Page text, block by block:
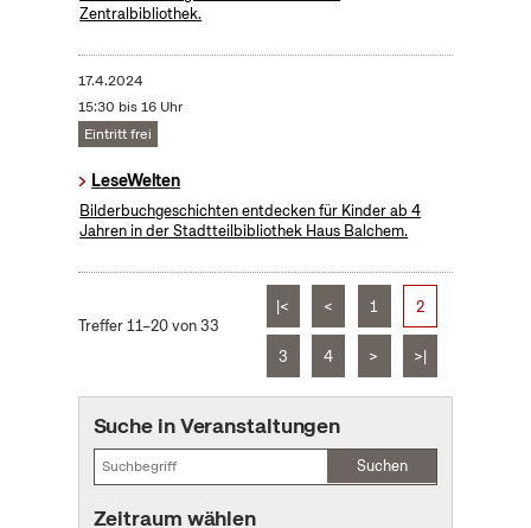
Zentralbibliothek.
17.4.2024
15:30 bis 16 Uhr
Eintritt frei
LeseWelten
Bilderbuchgeschichten entdecken für Kinder ab 4
Jahren in der Stadtteilbibliothek Haus Balchem.
Treffer 11–20 von 33
|< < 1 2
3 4 > >|
Suche in Veranstaltungen
Suchen
Zeitraum wählen